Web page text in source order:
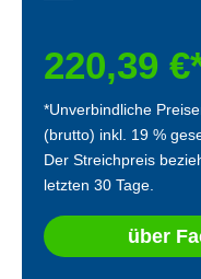
220,39
*Unverbindliche
(brutto) inkl. 19 %
Der Streichpreis
letzten 30 Tage.
über